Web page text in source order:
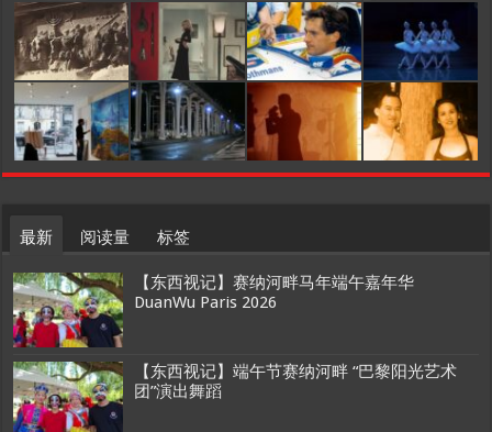
最新 阅读量 标签
【东西视记】赛纳河畔马年端午嘉年华
DuanWu Paris 2026
【东西视记】端午节赛纳河畔 “巴黎阳光艺术
团”演出舞蹈